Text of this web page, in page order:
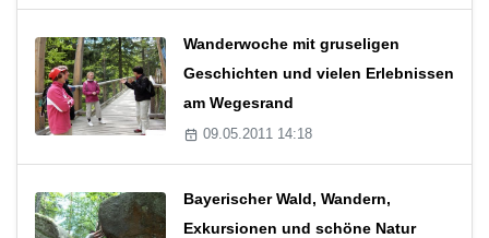
Wanderwoche mit gruseligen
Geschichten und vielen Erlebnissen
am Wegesrand
09.05.2011 14:18
Bayerischer Wald, Wandern,
Exkursionen und schöne Natur